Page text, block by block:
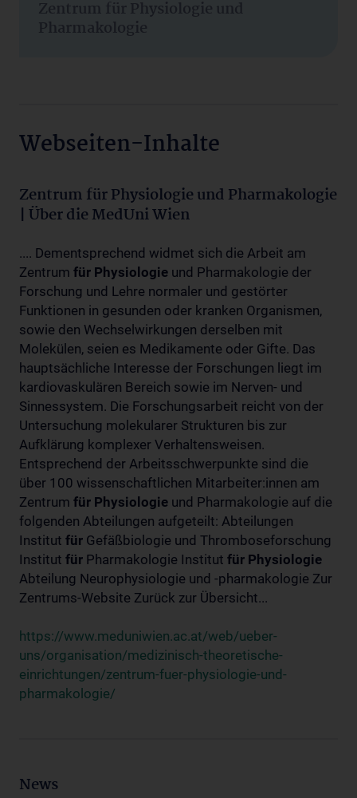
Zentrum für Physiologie und
Pharmakologie
Webseiten-Inhalte
Zentrum für Physiologie und Pharmakologie
| Über die MedUni Wien
.... Dementsprechend widmet sich die Arbeit am
Zentrum für Physiologie und Pharmakologie der
Forschung und Lehre normaler und gestörter
Funktionen in gesunden oder kranken Organismen,
sowie den Wechselwirkungen derselben mit
Molekülen, seien es Medikamente oder Gifte. Das
hauptsächliche Interesse der Forschungen liegt im
kardiovaskulären Bereich sowie im Nerven- und
Sinnessystem. Die Forschungsarbeit reicht von der
Untersuchung molekularer Strukturen bis zur
Aufklärung komplexer Verhaltensweisen.
Entsprechend der Arbeitsschwerpunkte sind die
über 100 wissenschaftlichen Mitarbeiter:innen am
Zentrum für Physiologie und Pharmakologie auf die
folgenden Abteilungen aufgeteilt: Abteilungen
Institut für Gefäßbiologie und Thromboseforschung
Institut für Pharmakologie Institut für Physiologie
Abteilung Neurophysiologie und -pharmakologie Zur
Zentrums-Website Zurück zur Übersicht...
https://www.meduniwien.ac.at/web/ueber-
uns/organisation/medizinisch-theoretische-
einrichtungen/zentrum-fuer-physiologie-und-
pharmakologie/
News